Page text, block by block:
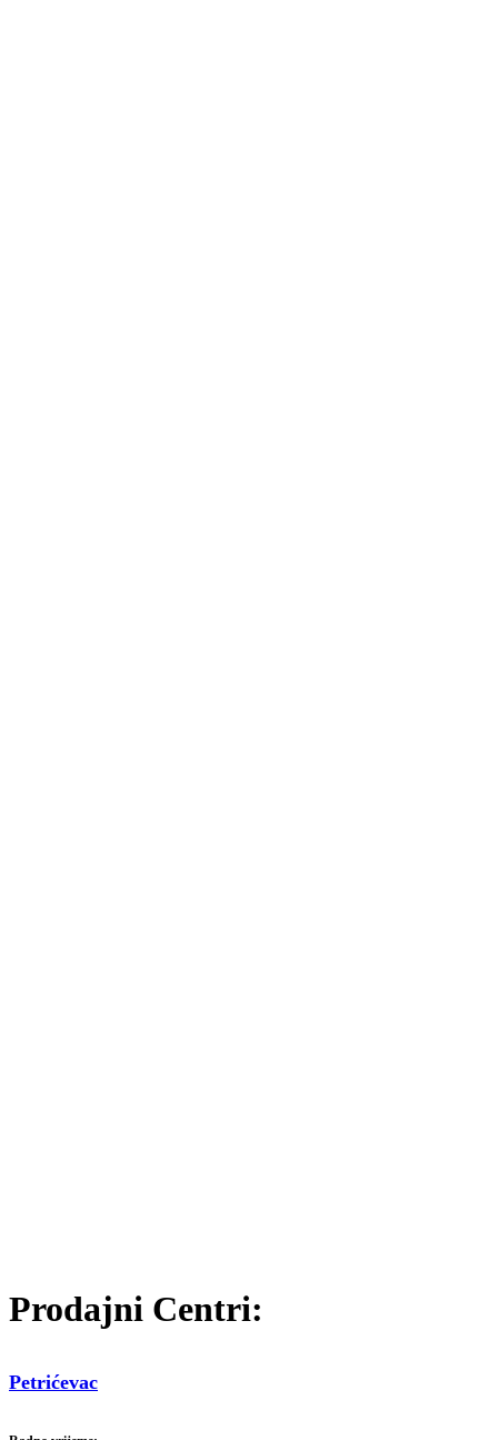
Prodajni Centri:
Petrićevac